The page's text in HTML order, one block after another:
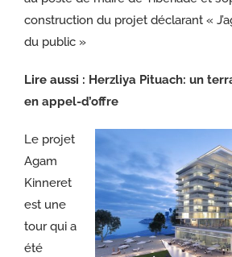
construction du projet déclarant «
du public »
Lire aussi : Herzliya Pituach: un
en appel-d’offre
Le projet
Agam
Kinneret
est une
tour qui a
été